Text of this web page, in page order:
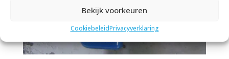
Bekijk voorkeuren
CookiebeleidPrivacyverklaring